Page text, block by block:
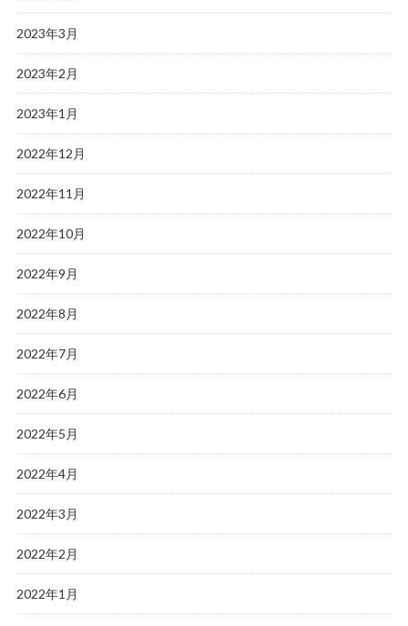
2023年3月
2023年2月
2023年1月
2022年12月
2022年11月
2022年10月
2022年9月
2022年8月
2022年7月
2022年6月
2022年5月
2022年4月
2022年3月
2022年2月
2022年1月